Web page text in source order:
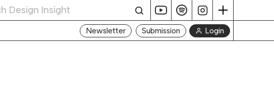
Newsletter Submission Login